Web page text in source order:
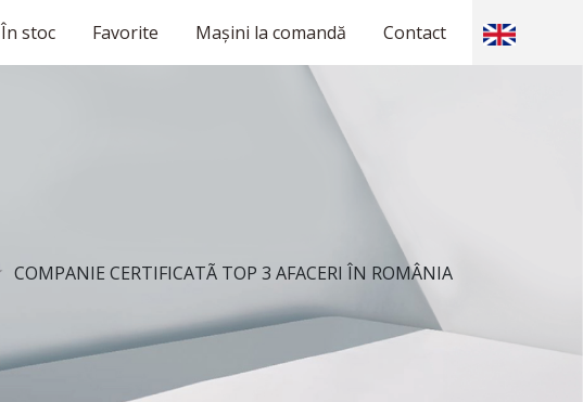
În stoc Favorite Mașini la comandă Contact
COMPANIE CERTIFICATÃ TOP 3 AFACERI ÎN ROMÂNIA